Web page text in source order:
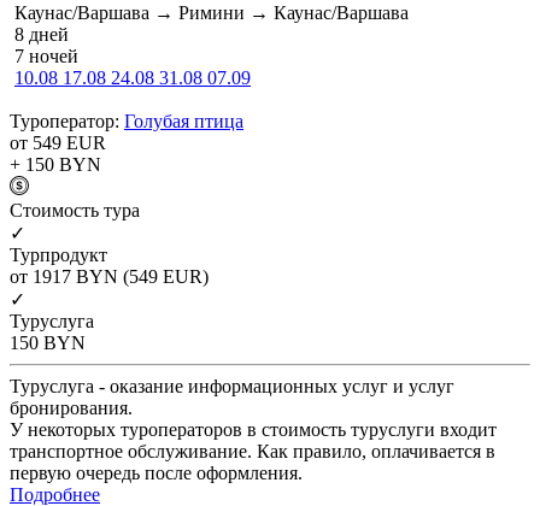
Каунас/Варшава → Римини → Каунас/Варшава
8 дней
7 ночей
10.08 17.08 24.08 31.08 07.09
Туроператор: Голубая птица
от 549 EUR
+ 150 BYN
Cтоимость тура
✓
Турпродукт
от 1917 BYN (549 EUR)
✓
Туруслуга
150 BYN
Туруслуга - оказание информационных услуг и услуг
бронирования.
У некоторых туроператоров в стоимость туруслуги входит
транспортное обслуживание. Как правило, оплачивается в
первую очередь после оформления.
Подробнее